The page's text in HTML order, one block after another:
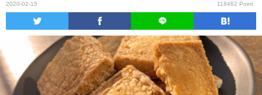
2020-02-15 118462 Point